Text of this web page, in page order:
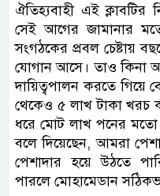
ঐতিহ্যবাহী এই
সেই আগের জামানার
সংগঠকের প্রবল চেষ্টায়
যোগান আসে। তাও কিনা
দায়িত্বপালন করতে
থেকেও ৫ লাখ টাকা খরচ
ধরে মোট লাখ পনের মতো
বলে দিয়েছেন, আমরা
পেশাদার হয়ে উঠতে
পারলে মোহামেডান